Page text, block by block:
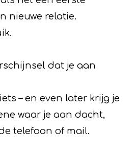
nieuwe relatie.
dat je aan
– en even later krijg je
waar je aan dacht,
telefoon of mail.